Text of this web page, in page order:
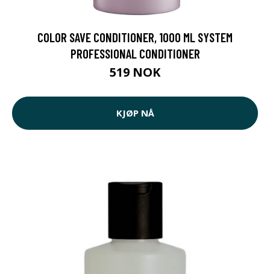
COLOR SAVE CONDITIONER, 1000 ML SYSTEM
PROFESSIONAL CONDITIONER
519 NOK
KJØP NÅ